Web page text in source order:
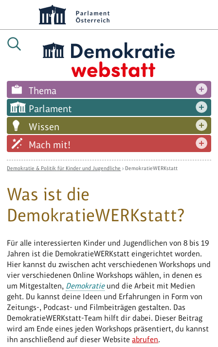
Thema
Parlament
Wissen
Mach mit!
Demokratie & Politik für Kinder und Jugendliche › DemokratieWERKstatt
Was ist die
DemokratieWERKstatt?
Für alle interessierten Kinder und Jugendlichen von 8 bis 19
Jahren ist die DemokratieWERKstatt eingerichtet worden.
Hier kannst du zwischen acht verschiedenen Workshops und
vier verschiedenen Online Workshops wählen, in denen es
um Mitgestalten, Demokratieund die Arbeit mit Medien
geht. Du kannst deine Ideen und Erfahrungen in Form von
Zeitungs-, Podcast- und Filmbeiträgen gestalten. Das
DemokratieWERKstatt-Team hilft dir dabei. Dieser Beitrag
wird am Ende eines jeden Workshops präsentiert, du kannst
ihn anschließend auf dieser Websiteabrufen.